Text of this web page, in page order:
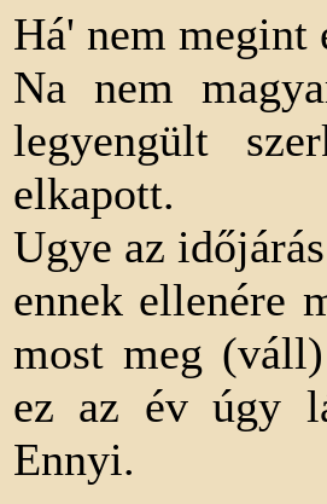
Há' nem megint
Na nem
legyengült
elkapott.
Ugye az
ennek ellenére
most meg
ez az év úgy
Ennyi.